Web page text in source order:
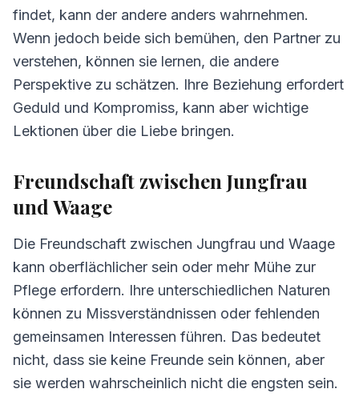
5.
6. Häufig gestellte Fragen zur Kompatibilität
findet, kann der andere anders wahrnehmen.
Wenn jedoch beide sich bemühen, den Partner zu
verstehen, können sie lernen, die andere
Perspektive zu schätzen. Ihre Beziehung erfordert
Geduld und Kompromiss, kann aber wichtige
Lektionen über die Liebe bringen.
Freundschaft zwischen Jungfrau
und Waage
Die Freundschaft zwischen Jungfrau und Waage
kann oberflächlicher sein oder mehr Mühe zur
Pflege erfordern. Ihre unterschiedlichen Naturen
können zu Missverständnissen oder fehlenden
gemeinsamen Interessen führen. Das bedeutet
nicht, dass sie keine Freunde sein können, aber
sie werden wahrscheinlich nicht die engsten sein.